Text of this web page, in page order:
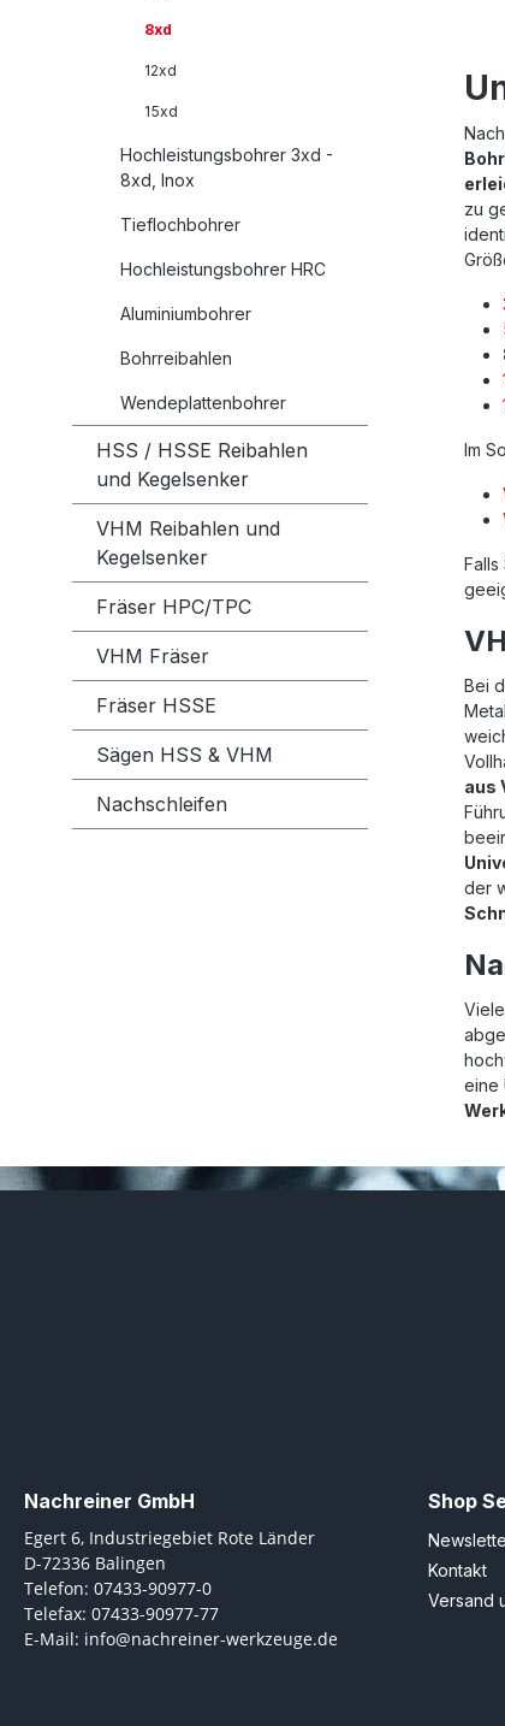
8xd
12xd
15xd
Hochleistungsbohrer 3xd -
8xd, Inox
Tieflochbohrer
Hochleistungsbohrer HRC
Aluminiumbohrer
Bohrreibahlen
Wendeplattenbohrer
HSS / HSSE Reibahlen
und Kegelsenker
VHM Reibahlen und
Kegelsenker
Fräser HPC/TPC
VHM Fräser
Fräser HSSE
Sägen HSS & VHM
Nachschleifen
zu
Im
Bei
aus
der
eine
Nachreiner GmbH
Egert 6, Industriegebiet Rote Länder
D-72336 Balingen
Telefon: 07433-90977-0
Telefax: 07433-90977-77
E-Mail: info@nachreiner-werkzeuge.de
Shop
Kontakt
Versand